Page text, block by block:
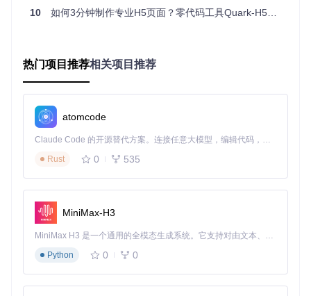
# 启动前端开发服务器（在client目录下）
npm run dev-server
即可进入Quark-H5编辑界面。
Quark-H5编辑器主界面，展示了组件库、编辑画布和属性配
置面板
核心功能模块探索
组件库系统
Quark-H5提供了丰富的预设组件，位于client/plugins/
目录下，包括：
10 如何3分钟制作专业H5页面？零代码工具Quark-H5使用指南
热门项目推荐相关项目推荐
atomcode
Claude Code 的开源替代方案。连接任意大模型，编辑代码，运行命令，自动验证 — 全自动执行。用 Rust 构建，极致性能。 ｜ An open-source alternative to Claude Code. Connect any LLM, edit code, run commands, and verify changes — autonomously. Built in Rust for speed. Get Started
Rust
0 535
MiniMax-H3
MiniMax H3 是一个通用的全模态生成系统。它支持对由文本、图像、视频和音频组成的多模态上下文进行统一理解，并能生成分辨率高达 2K、时长可达 15 秒的带原生立体声音频的视频。得益于面向任务泛化的系统设计，H3 在预训练阶段就已具备广泛的多模态上下文理解与生成能力，能够出色地执行复杂的多模态指令。
Python
0 0